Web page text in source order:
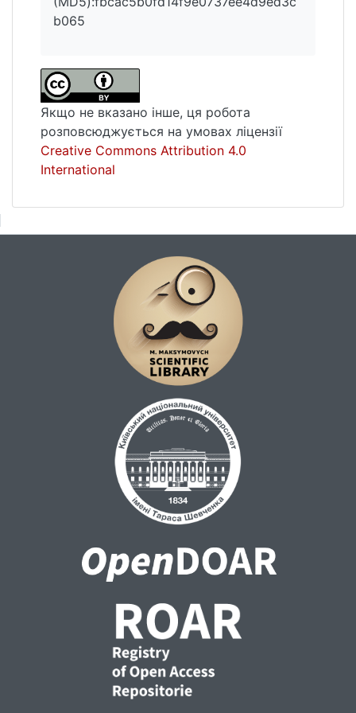
b065
Якщо не вказано інше, ця робота
розповсюджується на умовах ліцензії
Creative Commons Attribution 4.0
International